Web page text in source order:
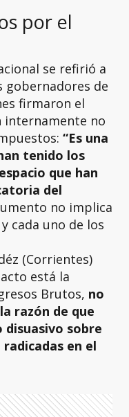
por el
se refirió a
gobernadores de
firmaron el
internamente no
“Es una
tenido los
que han
del
no implica
cada uno de los
(Corrientes)
está la
Brutos, no
razón de que
sobre
en el